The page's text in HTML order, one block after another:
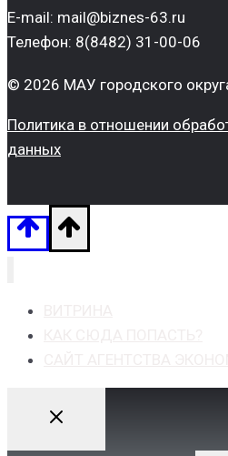
E-mail: mail@biznes-63.ru
Телефон: 8(8482) 31-00-06
© 2026 МАУ городского
Политика в отношении
данных